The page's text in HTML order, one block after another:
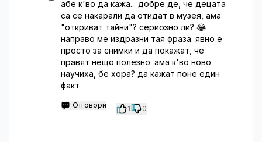
абе к'во да кажа... добре де, че децата
са се накарали да отидат в музея, ама
"откриват тайни"? сериозно ли? 😂
направо ме издразни тая фраза. явно е
просто за снимки и да покажат, че
правят нещо полезно. ама к'во ново
научиха, бе хора? да кажат поне един
факт
Отговори 1 0